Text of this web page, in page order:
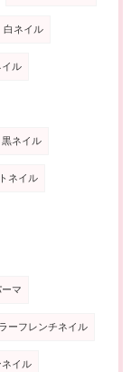
白ネイル
ル
黒ネイル
ネイル
マ
ーフレンチネイル
イル